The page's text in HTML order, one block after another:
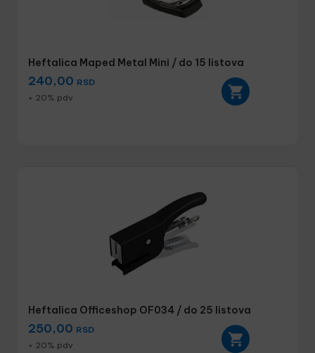
Heftalica Maped Metal Mini / do 15 listova
240,00 RSD
+ 20% pdv
Heftalica Officeshop OF034 / do 25 listova
250,00 RSD
+ 20% pdv